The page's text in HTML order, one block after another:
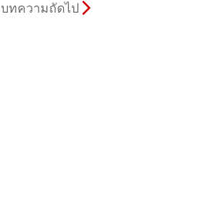
บทความถัดไป